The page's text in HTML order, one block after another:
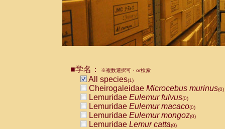
■学名： ※複数選択可・or検索
All species(1)
Cheirogaleidae Microcebus murinus(0)
Lemuridae Eulemur fulvus(0)
Lemuridae Eulemur macaco(0)
Lemuridae Eulemur mongoz(0)
Lemuridae Lemur catta(0)